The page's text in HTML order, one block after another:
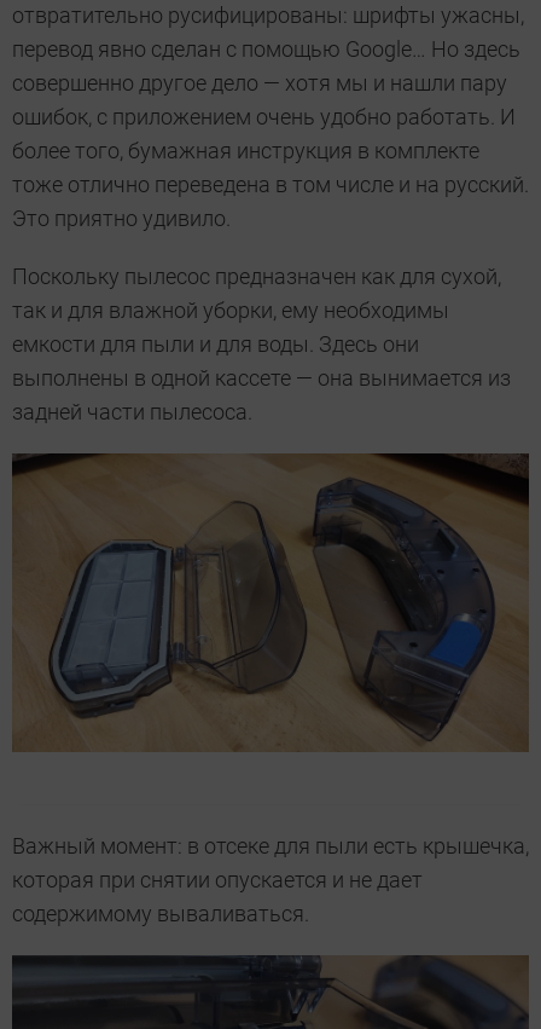
отвратительно русифицированы: шрифты ужасны,
перевод явно сделан с помощью Google… Но здесь
совершенно другое дело — хотя мы и нашли пару
ошибок, с приложением очень удобно работать. И
более того, бумажная инструкция в комплекте
тоже отлично переведена в том числе и на русский.
Это приятно удивило.
Поскольку пылесос предназначен как для сухой,
так и для влажной уборки, ему необходимы
емкости для пыли и для воды. Здесь они
выполнены в одной кассете — она вынимается из
задней части пылесоса.
Важный момент: в отсеке для пыли есть крышечка,
которая при снятии опускается и не дает
содержимому вываливаться.